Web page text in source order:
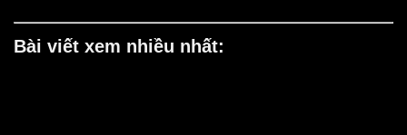
Bài viết xem nhiều nhất: